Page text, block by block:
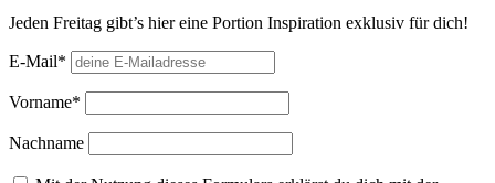
Jeden Freitag gibt’s hier eine Portion Inspiration exklusiv für dich!
E-Mail*
Vorname*
Nachname